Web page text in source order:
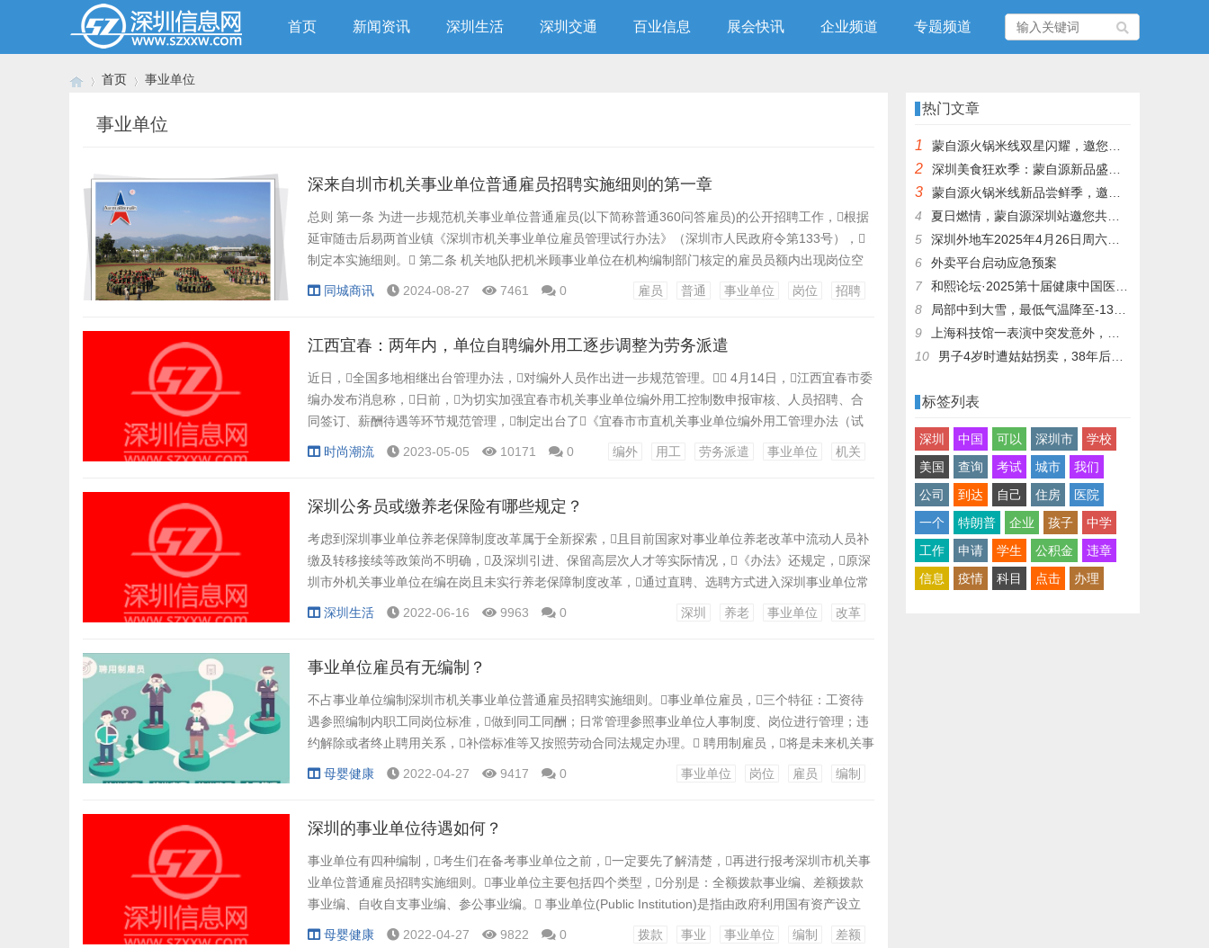
首页 新闻资讯 深圳生活 深圳交通 百业信息 展会快讯 企业频道 专题频道
首页 事业单位
事业单位
深来自圳市机关事业单位普通雇员招聘实施细则的第一章
总则 第一条 为进一步规范机关事业单位普通雇员(以下简称普通360问答雇员)的公开招聘工作，根据
延审随击后易两首业镇《深圳市机关事业单位雇员管理试行办法》（深圳市人民政府令第133号），
制定本实施细则。 第二条 机关地队把机米顾事业单位在机构编制部门核定的雇员员额内出现岗位空
缺需招聘普通雇员的, 应采取公开招聘的方式。但应聘人符合下列条件之一，且所从事专业或所边久
同城商讯 2024-08-27 7461 0 雇员 普通 事业单位 岗位 招聘
江西宜春：两年内，单位自聘编外用工逐步调整为劳务派遣
近日，全国多地相继出台管理办法，对编外人员作出进一步规范管理。 4月14日，江西宜春市委
编办发布消息称，日前，为切实加强宜春市机关事业单位编外用工控制数申报审核、人员招聘、合
同签订、薪酬待遇等环节规范管理，制定出台了《宜春市市直机关事业单位编外用工管理办法（试
行）》（简称《试行办法》）。通过制度化建设确保编外用工管理有章可循，有规可依。 其
时尚潮流 2023-05-05 10171 0 编外 用工 劳务派遣 事业单位 机关
深圳公务员或缴养老保险有哪些规定？
考虑到深圳事业单位养老保障制度改革属于全新探索，且目前国家对事业单位养老改革中流动人员补
缴及转移接续等政策尚不明确，及深圳引进、保留高层次人才等实际情况，《办法》还规定，原深
圳市外机关事业单位在编在岗且未实行养老保障制度改革，通过直聘、选聘方式进入深圳事业单位常
设岗位的人员及通过直聘、选聘方式进入深圳事业单位常设岗位的本市委任制公务员等四类人员，暂
深圳生活 2022-06-16 9963 0 深圳 养老 事业单位 改革
事业单位雇员有无编制？
不占事业单位编制深圳市机关事业单位普通雇员招聘实施细则。事业单位雇员，三个特征：工资待
遇参照编制内职工同岗位标准，做到同工同酬；日常管理参照事业单位人事制度、岗位进行管理；违
约解除或者终止聘用关系，补偿标准等又按照劳动合同法规定办理。 聘用制雇员，将是未来机关事
业单位改革后，普遍采用的一种用人方式深圳市机关事业单位普通雇员招聘实施细则。随着事业单
母婴健康 2022-04-27 9417 0 事业单位 岗位 雇员 编制
深圳的事业单位待遇如何？
事业单位有四种编制，考生们在备考事业单位之前，一定要先了解清楚，再进行报考深圳市机关事
业单位普通雇员招聘实施细则。事业单位主要包括四个类型，分别是：全额拨款事业编、差额拨款
事业编、自收自支事业编、参公事业编。 事业单位(Public Institution)是指由政府利用国有资产设立
的，从事教育、科技、文化、卫生等活动的社会服务组织深圳市机关事业单位普通雇员招聘实施细
母婴健康 2022-04-27 9822 0 拨款 事业 事业单位 编制 差额
热门文章
1 蒙自源火锅米线双星闪耀，邀您共享辣爽夏日盛宴！
2 深圳美食狂欢季：蒙自源新品盛宴邀您品尝
3
蒙自源火锅米线新品尝鲜季，邀您共享味蕾盛宴！
4
夏日燃情，蒙自源深圳站邀您共赴美食盛宴！
5
深圳外地车2025年4月26日周六限行吗
6
外卖平台启动应急预案
7
和熙论坛·2025第十届健康中国医药连锁发展论坛在泰州举办
8
局部中到大雪，最低气温降至-13℃，济南今冬的第一场雪，或跟去年同一时间！
9
上海科技馆一表演中突发意外，机器人从高处坠落摔毁
10
男子4岁时遭姑姑拐卖，38年后终回家认亲！聋哑父母苦寻多年，母亲已抱憾离世丨红星寻人
标签列表
深圳 中国 可以 深圳市
学校
美国
查询 考试 城市
我们
公司
到达 自己 住房
医院
一个
特朗普 企业 孩子
中学
工作
申请 学生 公积金
违章
信息
疫情 科目 点击 办理